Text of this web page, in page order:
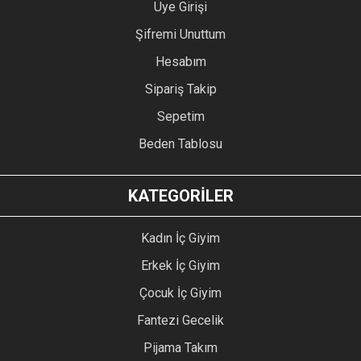
Üye Girişi
Şifremi Unuttum
Hesabım
Sipariş Takip
Sepetim
Beden Tablosu
KATEGORİLER
Kadın İç Giyim
Erkek İç Giyim
Çocuk İç Giyim
Fantezi Gecelik
Pijama Takım